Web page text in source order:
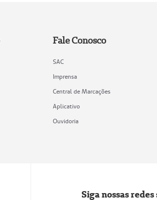
Fale Conosco
SAC
Imprensa
Central de Marcações
Aplicativo
Ouvidoria
Siga nossas redes